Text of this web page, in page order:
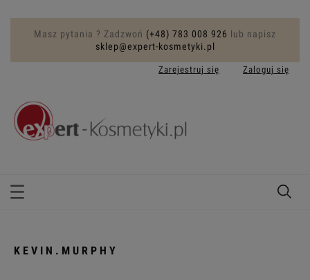
Masz pytania ? Zadzwoń (+48) 783 008 926 lub napisz
sklep@expert-kosmetyki.pl
Zarejestruj się Zaloguj się
KEVIN.MURPHY